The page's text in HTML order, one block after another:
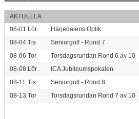
AKTUELLA
08-01 Lör
Härjedalens Optik
08-04 Tis
Seniorgolf - Rond 7
08-06 Tor
Torsdagsrundan Rond 6 av 10
08-08 Lör
ICA Jubileumspokalen
08-11 Tis
Seniorgolf - Rond 8
08-13 Tor Torsdagsrundan Rond 7 av 10